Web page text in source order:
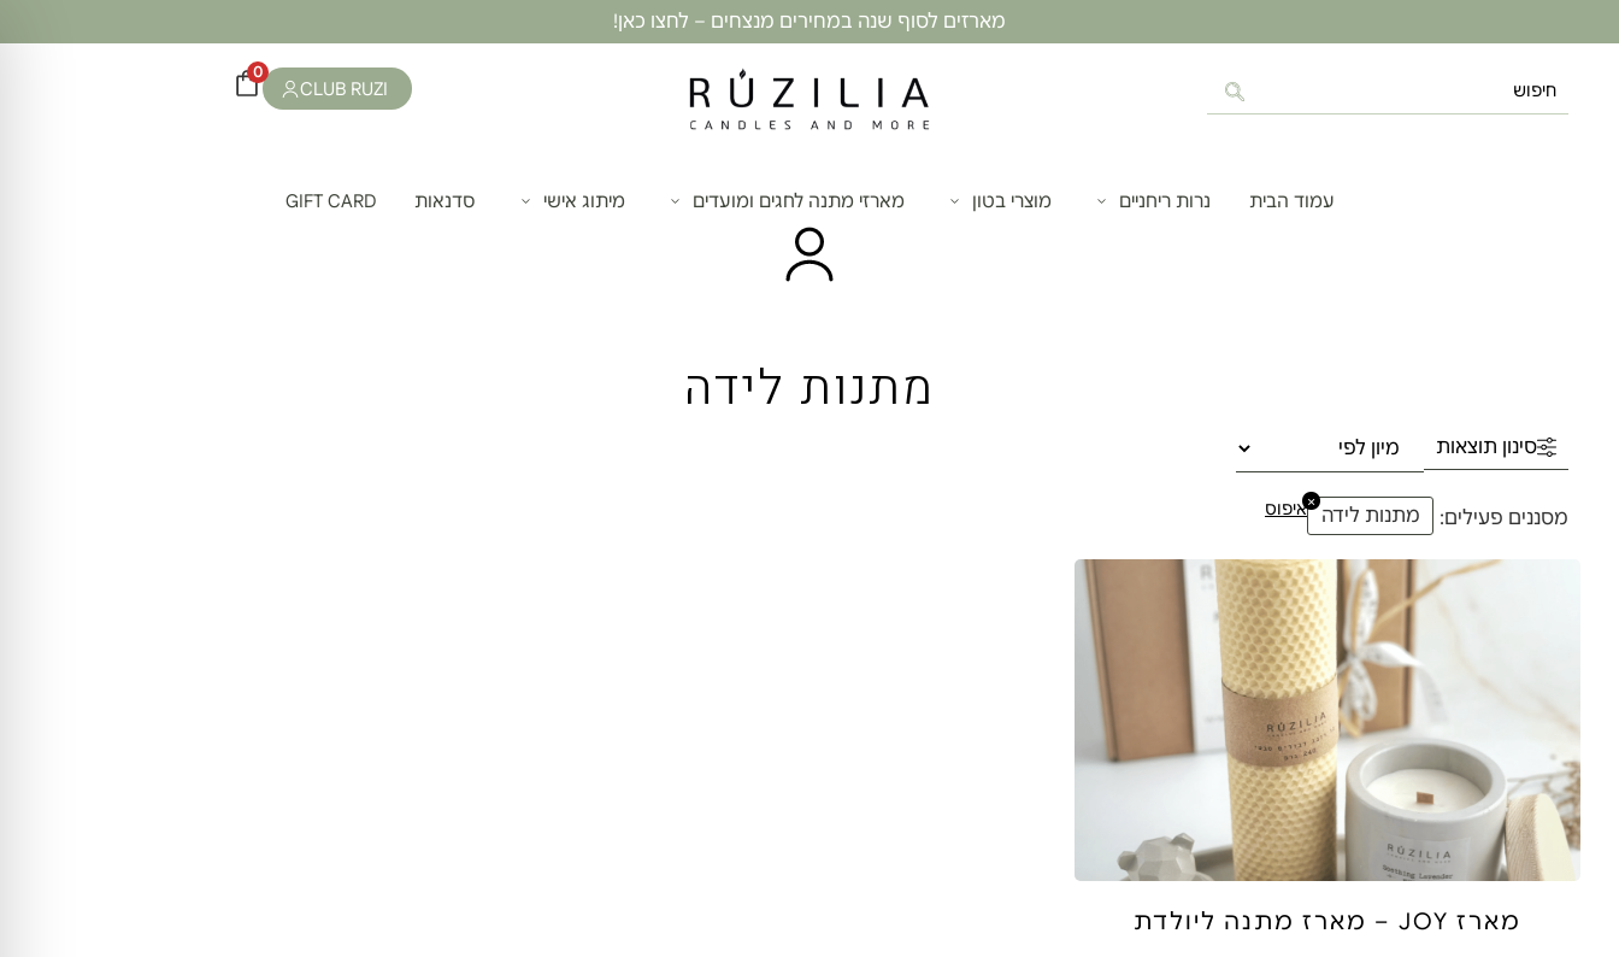
מארזים לסוף שנה במחירים מנצחים – לחצו כאן!
CLUB RUZI
0
עמוד הבית נרות ריחניים מוצרי בטון מארזי מתנה לחגים ומועדים מיתוג אישי סדנאות GIFT CARD
מתנות לידה
סינון תוצאות
מסננים פעילים: מתנות לידה
×איפוס
מארז JOY – מארז מתנה ליולדת